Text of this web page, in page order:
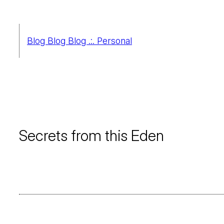
contenidoBlog Blog Blog .:. Personal
Secrets from this Eden